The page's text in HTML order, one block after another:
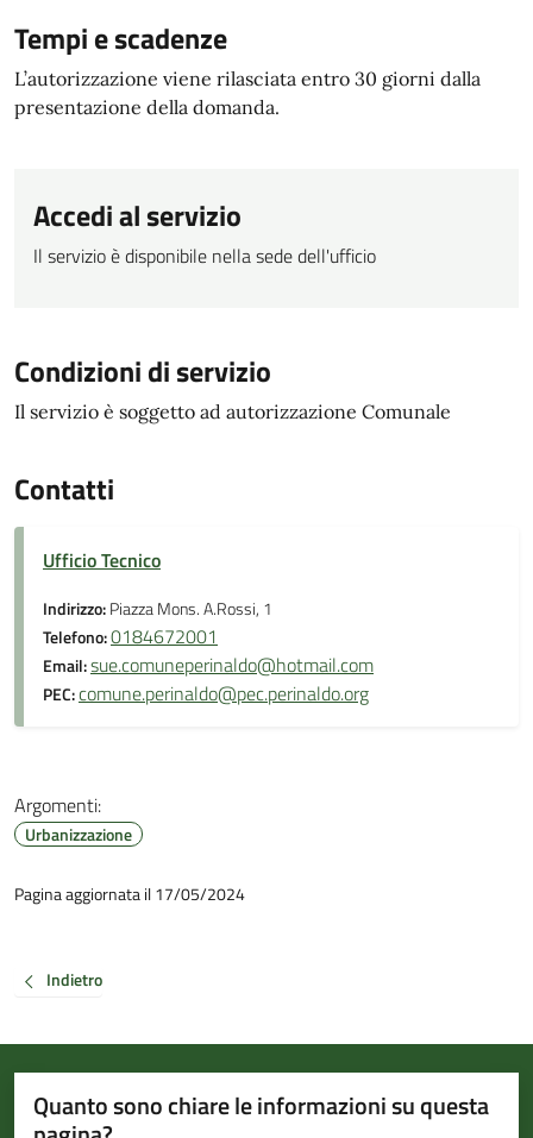
Tempi e scadenze
L’autorizzazione viene rilasciata entro 30 giorni dalla
presentazione della domanda.
Accedi al servizio
Il servizio è disponibile nella sede dell'ufficio
Condizioni di servizio
Il servizio è soggetto ad autorizzazione Comunale
Contatti
Ufficio Tecnico
Indirizzo:Piazza Mons. A.Rossi, 1
Telefono:0184672001
Email:sue.comuneperinaldo@hotmail.com
PEC:comune.perinaldo@pec.perinaldo.org
Argomenti:
Urbanizzazione
Pagina aggiornata il 17/05/2024
Indietro
Quanto sono chiare le informazioni su questa